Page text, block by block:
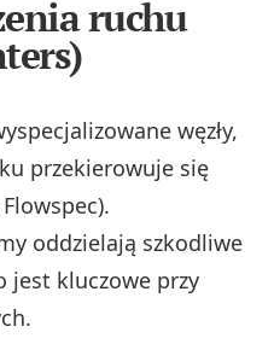
ruchu
węzły,
przekierowuje się
oddzielają szkodliwe
jest kluczowe przy